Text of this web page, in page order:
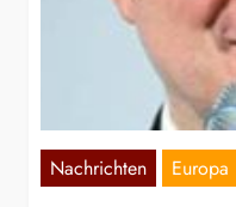
Nachrichten Europa